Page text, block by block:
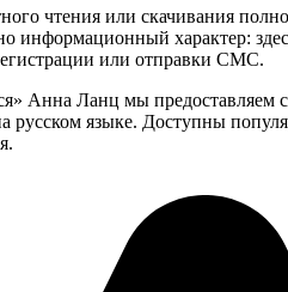
чтения или скачивания
информационный характер:
или отправки СМС.
Анна Ланц мы
русском языке. Доступны